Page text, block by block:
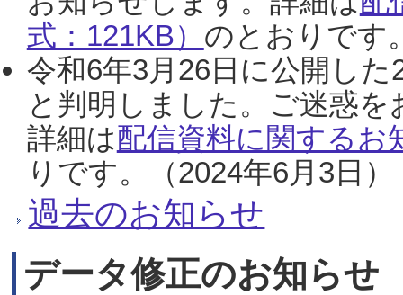
式：121KB） のとおりです
令和6年3月26日に公開し
と判明しました。ご迷惑
詳細は配信資料に関するお
りです。（2024年6月3日）
過去のお知らせ
データ修正のお知らせ